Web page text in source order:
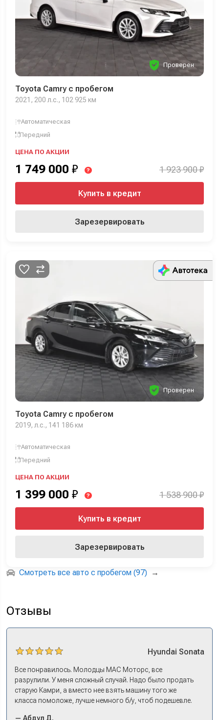
Проверен
Toyota Camry с пробегом
2021, 200 л.с., 102 925 км
Автоматическая
Передний
ЦЕНА ПО АКЦИИ
1 749 000 ₽ ? 1 923 900 ₽
Купить в кредит
Зарезервировать
Проверен
Toyota Camry с пробегом
2019, л.с., 141 186 км
Автоматическая
Передний
ЦЕНА ПО АКЦИИ
1 399 000 ₽ ? 1 538 900 ₽
Купить в кредит
Зарезервировать
Смотреть все авто с пробегом (97) →
Отзывы
Hyundai Sonata
Все понравилось. Молодцы МАС Моторс, все
разрулили. У меня сложный случай. Надо было продать
старую Камри, а вместо нее взять машину того же
класса помоложе, лучше немного б/у, чтоб подешевле.
— Абдул Д.